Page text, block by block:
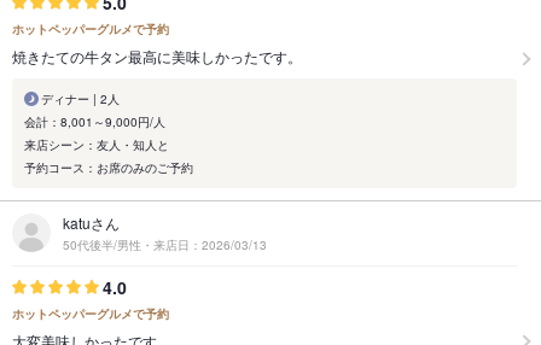
ホットペッパーグルメで予約
焼きたての牛タン最高に美味しかったです。
ディナー | 2人
会計：8,001～9,000円/人
来店シーン：友人・知人と
予約コース：お席のみのご予約
katuさん
50代後半/男性・来店日：2026/03/13
4.0
ホットペッパーグルメで予約
大変美味しかったです